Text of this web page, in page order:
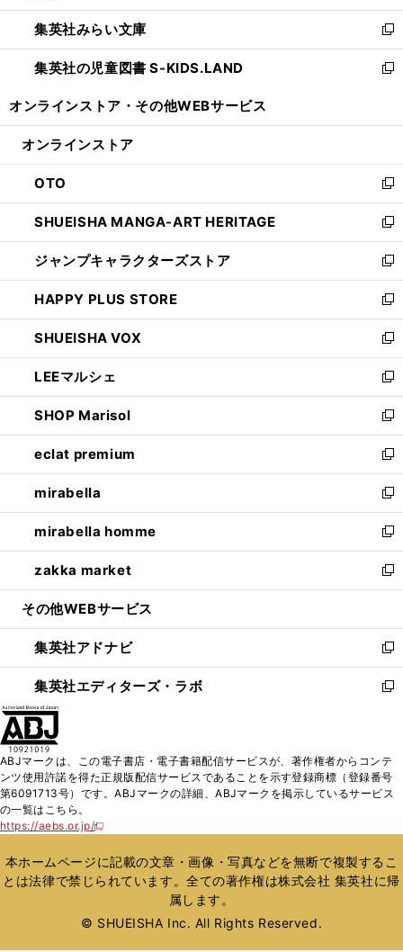
開
く
ウ
で
開
く
ン
ド
ウ
で
ウ
ィ
ン
ド
開
集英社みらい文庫
新
し
い
ン
ウ
で
開
く
集英社の児童図書 S-KIDS.LAND
新
ウ
ン
ド
ウ
で
開
く
オンラインストア・ その他WEBサービス
オンラインストア
OTO
新
し
い
ウ
ィ
ン
ド
ウ
で
開
く
SHUEISHA MANGA-ART HERITAGE
新
し
い
ウ
ィ
ン
ド
ウ
で
開
く
ジャンプキャラクターズストア
新
し
い
ウ
ィ
ン
ド
ウ
で
開
く
HAPPY PLUS STORE
新
し
い
ウ
ィ
ン
ド
ウ
で
開
く
SHUEISHA VOX
新
し
い
ウ
ィ
ン
ド
ウ
で
開
く
LEEマルシェ
新
し
い
ウ
ィ
ン
ド
ウ
で
開
く
SHOP Marisol
新
し
い
ウ
ィ
ン
ド
ウ
で
開
eclat premium
新
し
い
ウ
ィ
ン
ド
ウ
開
く
mirabella
新
し
い
ウ
ィ
ン
ウ
で
開
く
mirabella homme
新
し
い
ウ
ン
ド
ウ
で
zakka market
新
し
ウ
ィ
ン
ド
く
その他WEBサービス
集英社アドナビ
新
し
い
ド
ウ
で
集英社エディターズ・ラボ
新
ィ
ン
ド
開
く
ABJマークは、この電子書店・電子書籍配信サービスが、著作権者からコンテ
ンツ使用許諾を得た正規版配信サービスであることを示す登録商標（登録番号
第6091713号）です。ABJマークの詳細、ABJマークを掲示しているサービス
の一覧はこちら。
https://aebs.or.jp/
新
い
ウ
ィ
ウ
本ホームページに記載の文章・画像・写真などを無断で複製するこ
とは法律で禁じられています。全ての著作権は株式会社 集英社に帰
属します。
© SHUEISHA Inc. All Rights Reserved.